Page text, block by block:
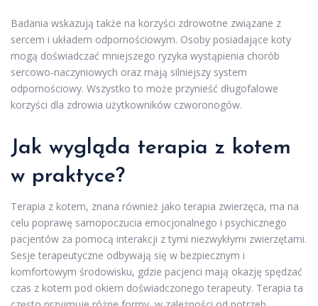
Badania wskazują także na korzyści zdrowotne związane z
sercem i układem odpornościowym. Osoby posiadające koty
mogą doświadczać mniejszego ryzyka wystąpienia chorób
sercowo-naczyniowych oraz mają silniejszy system
odpornościowy. Wszystko to może przynieść długofalowe
korzyści dla zdrowia użytkowników czworonogów.
Jak wygląda terapia z kotem
w praktyce?
Terapia z kotem, znana również jako terapia zwierzęca, ma na
celu poprawę samopoczucia emocjonalnego i psychicznego
pacjentów za pomocą interakcji z tymi niezwykłymi zwierzętami.
Sesje terapeutyczne odbywają się w bezpiecznym i
komfortowym środowisku, gdzie pacjenci mają okazję spędzać
czas z kotem pod okiem doświadczonego terapeuty. Terapia ta